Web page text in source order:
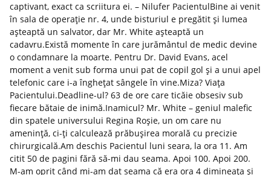
captivant, exact ca scriitura ei. – Nilufer PacientulBine ai venit
în sala de operație nr. 4, unde bisturiul e pregătit și lumea
așteaptă un salvator, dar Mr. White așteaptă un
cadavru.Există momente în care jurământul de medic devine
o condamnare la moarte. Pentru Dr. David Evans, acel
moment a venit sub forma unui pat de copil gol și a unui apel
telefonic care i-a înghețat sângele în vine.Miza? Viața
Pacientului.Deadline-ul? 63 de ore care ticăie obsesiv sub
fiecare bătaie de inimă.Inamicul? Mr. White – geniul malefic
din spatele universului Regina Roșie, un om care nu
amenință, ci-ți calculează prăbușirea morală cu precizie
chirurgicală.Am deschis Pacientul luni seara, la ora 11. Am
citit 50 de pagini fără să-mi dau seama. Apoi 100. Apoi 200.
M-am oprit când mi-am dat seama că era ora 4 dimineața și